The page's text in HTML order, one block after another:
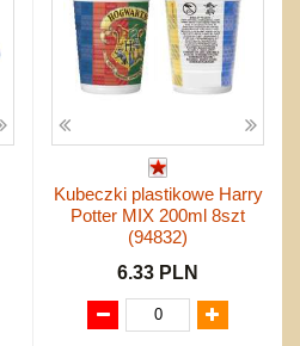
Kubeczki plastikowe Harry
Potter MIX 200ml 8szt
(94832)
6.33 PLN